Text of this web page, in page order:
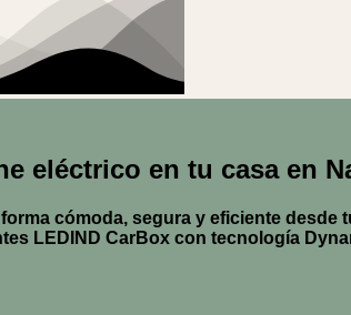
eléctrico en tu casa en
cómoda, segura y eficiente desde
LEDIND CarBox con tecnología